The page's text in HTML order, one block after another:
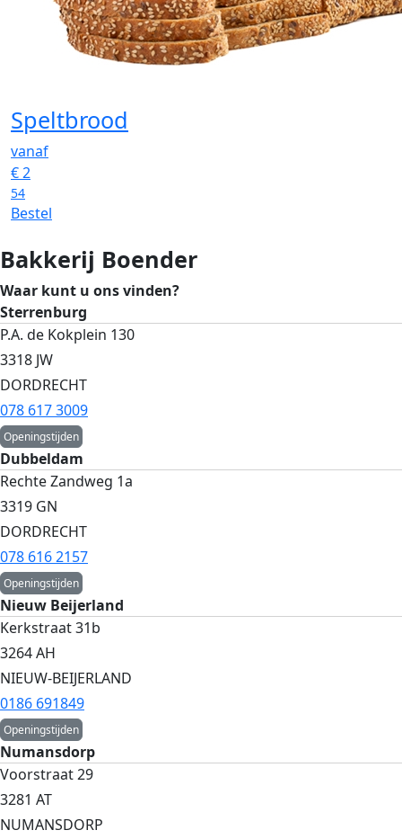
Speltbrood
vanaf
€2
54
Bestel
Bakkerij Boender
Waar kunt u ons vinden?
Sterrenburg
P.A. de Kokplein 130
3318 JW
DORDRECHT
078 617 3009
Openingstijden
Dubbeldam
Rechte Zandweg 1a
3319 GN
DORDRECHT
078 616 2157
Openingstijden
Nieuw Beijerland
Kerkstraat 31b
3264 AH
NIEUW-BEIJERLAND
0186 691849
Openingstijden
Numansdorp
Voorstraat 29
3281 AT
NUMANSDORP